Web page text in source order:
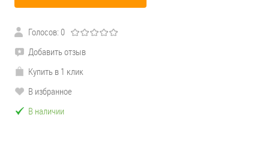
Голосов: 0
Добавить отзыв
Купить в 1 клик
В избранное
В наличии